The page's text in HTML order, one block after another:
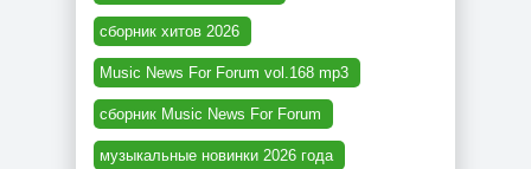
сборник хитов 2026
Music News For Forum vol.168 mp3
сборник Music News For Forum
музыкальные новинки 2026 года